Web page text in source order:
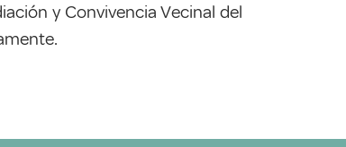
y Convivencia Vecinal del